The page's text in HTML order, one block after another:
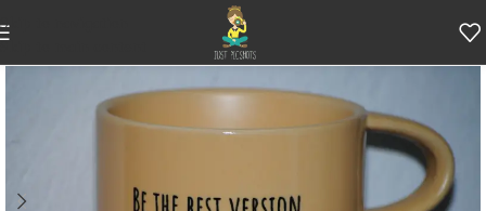
Skip to navigation
Skip to main content